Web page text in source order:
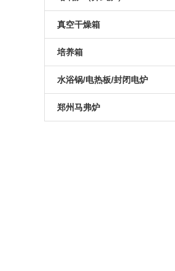
硅钼棒马弗炉
智能一体马弗炉
可编程高温炉
实验室高温炉
硅碳棒箱式电阻炉
可编程箱式电阻炉
实验室箱式电阻炉
1000度箱式电阻炉
1200度陶瓷纤维马弗炉
1400度陶瓷纤维马弗炉
1600度陶瓷纤维马弗炉
1700度陶瓷纤维马弗炉
真空气氛炉
箱式真空气氛炉
高温箱式真空气氛炉
真空管式炉
气氛管式炉
管式实验炉
实验室管式炉
坩埚电阻炉
真空井式炉
电加热坩埚炉
真空干燥箱
真空烘箱
培养箱
电热恒温干燥培养箱
恒温培养箱
水浴锅/电热板/封闭电炉
电热板
郑州马弗炉